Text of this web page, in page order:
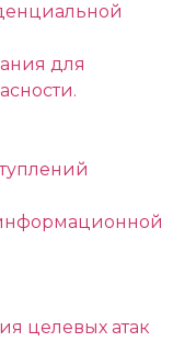
для
целевых атак